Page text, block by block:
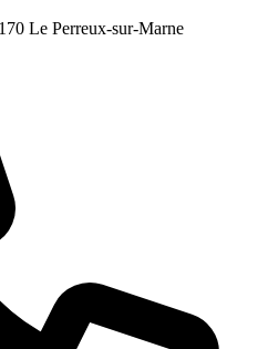
Le Perreux-sur-Marne